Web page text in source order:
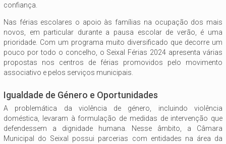
confiança.
Nas férias escolares o apoio às famílias na ocupação dos mais
novos, em particular durante a pausa escolar de verão, é uma
prioridade. Com um programa muito diversificado que decorre um
pouco por todo o concelho, o Seixal Férias 2024 apresenta várias
propostas nos centros de férias promovidos pelo movimento
associativo e pelos serviços municipais.
Igualdade de Género e Oportunidades
A problemática da violência de género, incluindo violência
doméstica, levaram à formulação de medidas de intervenção que
defendessem a dignidade humana. Nesse âmbito, a Câmara
Municipal do Seixal possui parcerias com entidades na área da